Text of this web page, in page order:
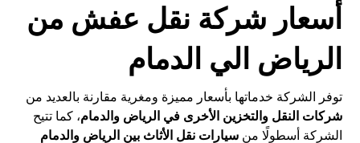
أسعار شركة نقل عفش من
الرياض الي الدمام
توفر الشركة خدماتها بأسعار مميزة ومغرية مقارنة بالعديد من
شركات النقل والتخزين الأخرى في الرياض والدمام، كما تتيح
الشركة أسطولًا منسيارات نقل الأثاث بين الرياض والدمام